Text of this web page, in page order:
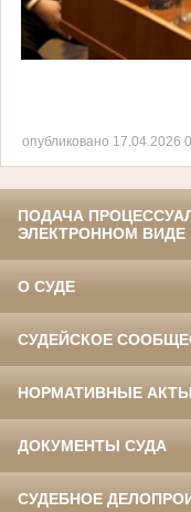
опубликовано
ПОДАЧА
ЭЛЕКТРОННОМ ВИДЕ
О СУДЕ
СУДЕЙСКОЕ
НОРМАТИВНЫЕ АКТЫ
ДОКУМЕНТЫ СУДА
СУДЕБНОЕ